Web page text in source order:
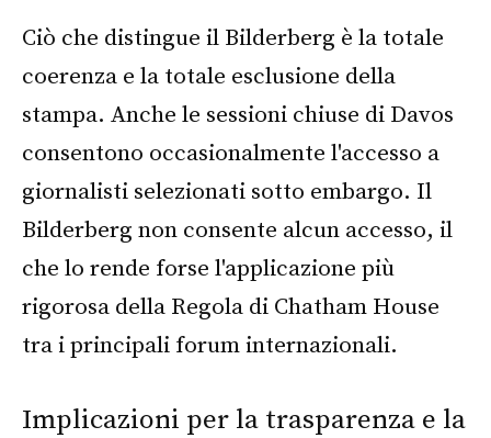
Ciò che distingue il Bilderberg è la totale
coerenza e la totale esclusione della
stampa. Anche le sessioni chiuse di Davos
consentono occasionalmente l'accesso a
giornalisti selezionati sotto embargo. Il
Bilderberg non consente alcun accesso, il
che lo rende forse l'applicazione più
rigorosa della Regola di Chatham House
tra i principali forum internazionali.
Implicazioni per la trasparenza e la